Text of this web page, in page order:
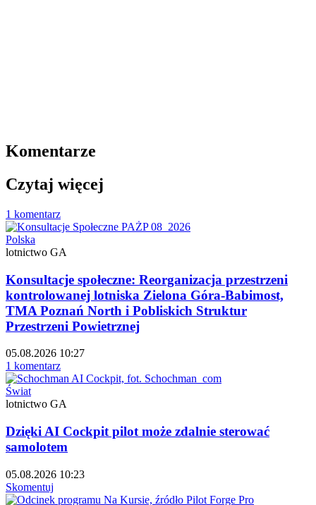
Komentarze
Czytaj więcej
1 komentarz
Polska
lotnictwo GA
Konsultacje społeczne: Reorganizacja przestrzeni
kontrolowanej lotniska Zielona Góra-Babimost,
TMA Poznań North i Pobliskich Struktur
Przestrzeni Powietrznej
05.08.2026 10:27
1 komentarz
Świat
lotnictwo GA
Dzięki AI Cockpit pilot może zdalnie sterować
samolotem
05.08.2026 10:23
Skomentuj